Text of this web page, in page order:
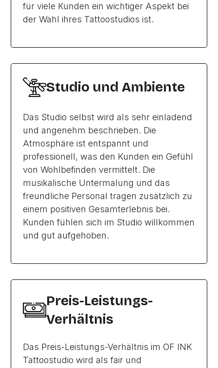
für viele Kunden ein wichtiger Aspekt bei
der Wahl ihres Tattoostudios ist.
Studio und Ambiente
Das Studio selbst wird als sehr einladend
und angenehm beschrieben. Die
Atmosphäre ist entspannt und
professionell, was den Kunden ein Gefühl
von Wohlbefinden vermittelt. Die
musikalische Untermalung und das
freundliche Personal tragen zusätzlich zu
einem positiven Gesamterlebnis bei.
Kunden fühlen sich im Studio willkommen
und gut aufgehoben.
Preis-Leistungs-
Verhältnis
Das Preis-Leistungs-Verhältnis im OF INK
Tattoostudio wird als fair und